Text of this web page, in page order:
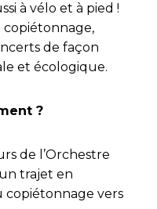
à vélo et à pied !
copiétonnage,
de façon
et écologique.
?
de l’Orchestre
trajet en
copiétonnage vers